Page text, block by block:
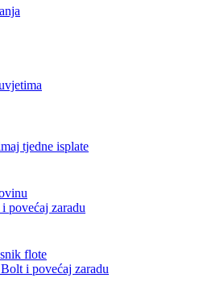
tjedne isplate
povećaj zaradu
flote
i povećaj zaradu